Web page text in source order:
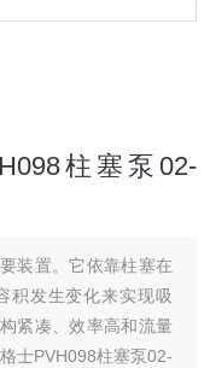
柱塞泵02-
装置。它依靠柱塞在
积发生变化来实现吸
紧凑、效率高和流量
士PVH098柱塞泵02-